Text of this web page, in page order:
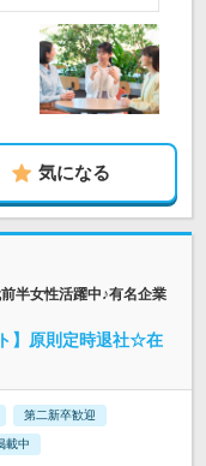
気になる
半女性活躍中♪有名企業
】原則定時退社☆在
第二新卒歓迎
載中